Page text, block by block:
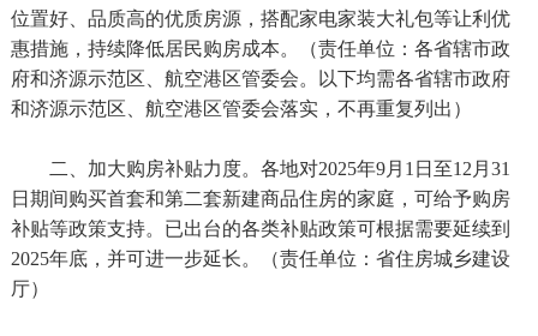
位置好、品质高的优质房源，搭配家电家装大礼包等让利优
惠措施，持续降低居民购房成本。（责任单位：各省辖市政
府和济源示范区、航空港区管委会。以下均需各省辖市政府
和济源示范区、航空港区管委会落实，不再重复列出）
二、加大购房补贴力度。各地对2025年9月1日至12月31
日期间购买首套和第二套新建商品住房的家庭，可给予购房
补贴等政策支持。已出台的各类补贴政策可根据需要延续到
2025年底，并可进一步延长。（责任单位：省住房城乡建设
厅）